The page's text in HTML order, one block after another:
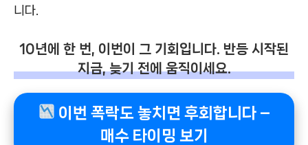
니다.
10년에 한 번, 이번이 그 기회입니다. 반등 시작된
지금, 늦기 전에 움직이세요.
이번 폭락도 놓치면 후회합니다 –
매수 타이밍 보기